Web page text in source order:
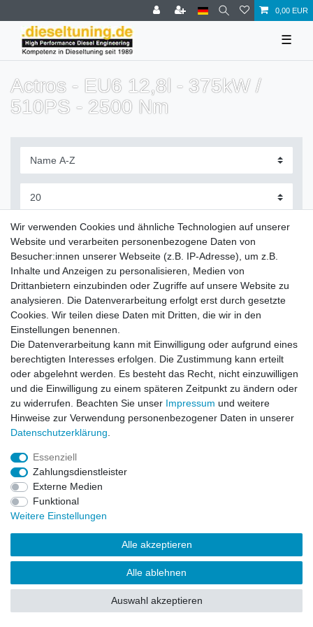
0,00 EUR
☰
Actros - EU6 12,8l - 375kW /
510PS - 2500 Nm
Filter
Zahlung und Versand
Impressum Daten­schutz­erklärung AGB
Barrierefreiheitserklärung Widerrufs­recht
Vertrag widerrufen
© Copyright 2026 | Alle Rechte vorbehalten.
Wir verwenden Cookies und ähnliche Technologien auf unserer
Website und verarbeiten personenbezogene Daten von
Besucher:innen unserer Webseite (z.B. IP-Adresse), um z.B.
Inhalte und Anzeigen zu personalisieren, Medien von
Drittanbietern einzubinden oder Zugriffe auf unsere Website zu
analysieren. Die Datenverarbeitung erfolgt erst durch gesetzte
Cookies. Wir teilen diese Daten mit Dritten, die wir in den
Einstellungen benennen.
Die Datenverarbeitung kann mit Einwilligung oder aufgrund eines
berechtigten Interesses erfolgen. Die Zustimmung kann erteilt
oder abgelehnt werden. Es besteht das Recht, nicht einzuwilligen
und die Einwilligung zu einem späteren Zeitpunkt zu ändern oder
zu widerrufen. Beachten Sie unser Impressum und weitere
Hinweise zur Verwendung personenbezogener Daten in unserer
Daten­schutz­erklärung
Essenziell
Zahlungsdienstleister
Externe Medien
Funktional
Weitere Einstellungen
Alle akzeptieren
Alle ablehnen
Auswahl akzeptieren